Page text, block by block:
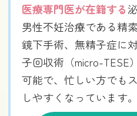
医療専門医が在籍する
男性不妊治療である精
鏡下手術、無精子症に
子回収術（micro-TESE
可能で、忙しい方でも
しやすくなっています。